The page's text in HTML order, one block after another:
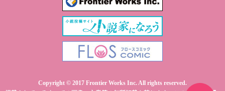
Copyright © 2017 Frontier Works Inc. All rights reserved.